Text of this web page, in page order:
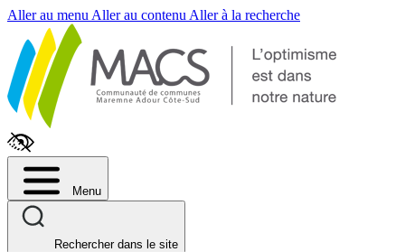
Aller au menu Aller au contenu Aller à la recherche
Menu
Rechercher dans le site
Fenêtre
de
chat